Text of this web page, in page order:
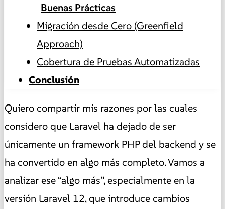
Buenas Prácticas
Migración desde Cero (Greenfield
Approach)
Cobertura de Pruebas Automatizadas
Conclusión
Quiero compartir mis razones por las cuales
considero que Laravel ha dejado de ser
únicamente un framework PHP del backend y se
ha convertido en algo más completo. Vamos a
analizar ese “algo más”, especialmente en la
versión Laravel 12, que introduce cambios